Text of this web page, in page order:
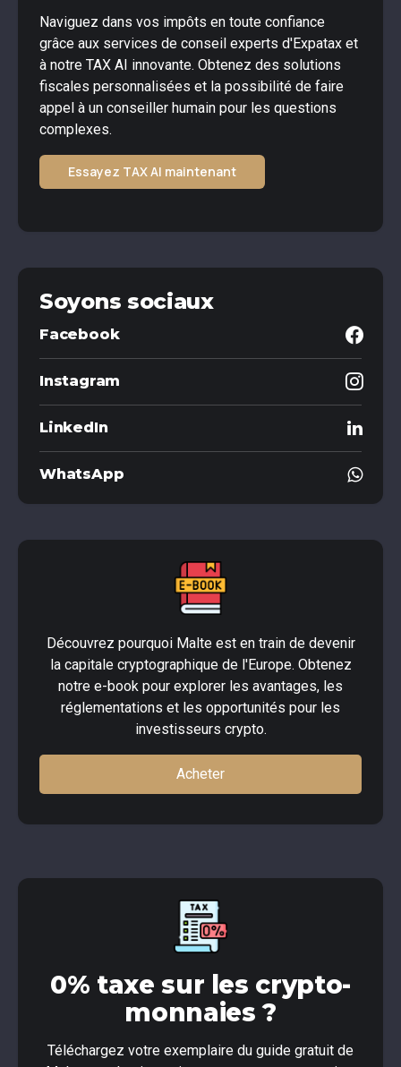
Naviguez dans vos impôts en toute confiance
grâce aux services de conseil experts d'Expatax et
à notre TAX AI innovante. Obtenez des solutions
fiscales personnalisées et la possibilité de faire
appel à un conseiller humain pour les questions
complexes.
Essayez TAX AI maintenant
Soyons sociaux
Facebook
Instagram
LinkedIn
WhatsApp
Découvrez pourquoi Malte est en train de devenir
la capitale cryptographique de l'Europe. Obtenez
notre e-book pour explorer les avantages, les
réglementations et les opportunités pour les
investisseurs crypto.
Acheter
0% taxe sur les crypto-
monnaies ?
Téléchargez votre exemplaire du guide gratuit de